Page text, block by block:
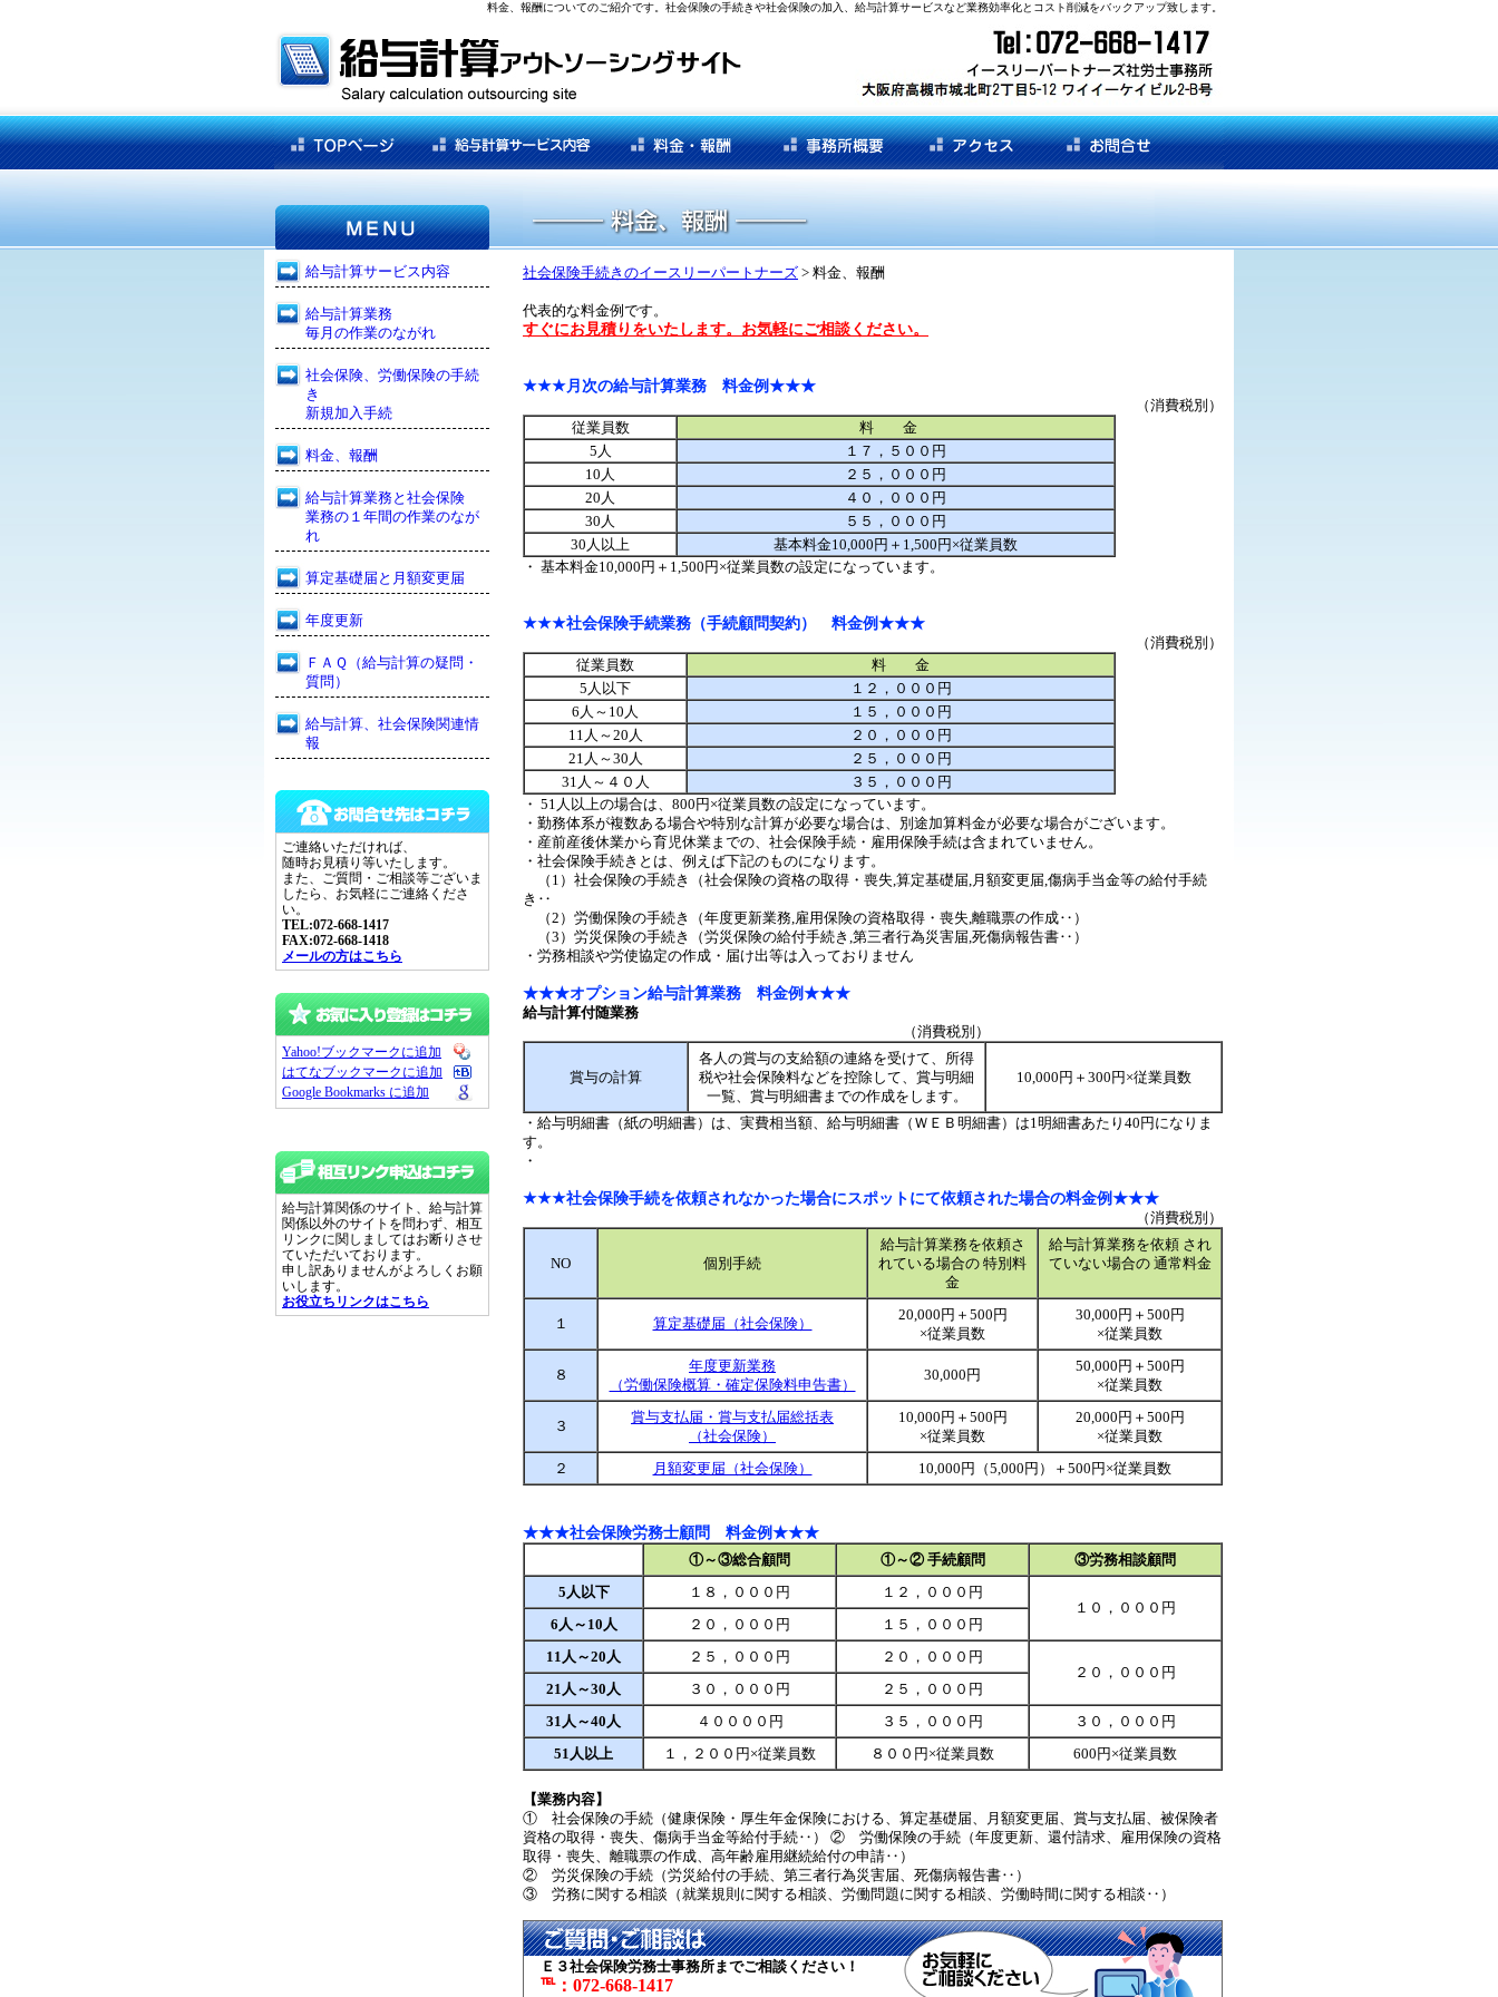
料金、報酬についてのご紹介です。社会保険の手続きや社会保険の加入、給与計算サービスなど業務効率化とコスト削減をバックアップ致します。
社会保険手続きのイースリーパートナーズ > 料金、報酬
代表的な料金例です。
すぐにお見積りをいたします。お気軽にご相談ください。
★★★月次の給与計算業務 料金例★★★
（消費税別）
従業員数
料 金
5人
１７，５００円
10人
２５，０００円
20人
４０，０００円
30人
５５，０００円
30人以上
基本料金10,000円＋1,500円×従業員数
・ 基本料金10,000円＋1,500円×従業員数の設定になっています。
★★★社会保険手続業務（手続顧問契約） 料金例★★★
（消費税別）
従業員数
料 金
5人以下
１２，０００円
6人～10人
１５，０００円
11人～20人
２０，０００円
21人～30人
２５，０００円
31人～４０人
３５，０００円
・ 51人以上の場合は、800円×従業員数の設定になっています。
・勤務体系が複数ある場合や特別な計算が必要な場合は、別途加算料金が必要な場合がございます。
・産前産後休業から育児休業までの、社会保険手続・雇用保険手続は含まれていません。
・社会保険手続きとは、例えば下記のものになります。
（1）社会保険の手続き（社会保険の資格の取得・喪失,算定基礎届,月額変更届,傷病手当金等の給付手続
き‥
（2）労働保険の手続き（年度更新業務,雇用保険の資格取得・喪失,離職票の作成‥）
（3）労災保険の手続き（労災保険の給付手続き,第三者行為災害届,死傷病報告書‥）
・労務相談や労使協定の作成・届け出等は入っておりません
★★★オプション給与計算業務 料金例★★★
給与計算付随業務
（消費税別）
賞与の計算
各人の賞与の支給額の連絡を受けて、所得
税や社会保険料などを控除して、賞与明細
一覧、賞与明細書までの作成をします。
10,000円＋300円×従業員数
・給与明細書（紙の明細書）は、実費相当額、給与明細書（ＷＥＢ明細書）は1明細書あたり40円になりま
す。
・
★★★社会保険手続を依頼されなかった場合にスポットにて依頼された場合の料金例★★★
（消費税別）
NO 個別手続
給与計算業務を依頼さ
れている場合の 特別料
金
給与計算業務を依頼 され
ていない場合の 通常料金
１ 算定基礎届（社会保険）
20,000円＋500円
×従業員数
30,000円＋500円
×従業員数
８
年度更新業務
（労働保険概算・確定保険料申告書）
30,000円
50,000円＋500円
×従業員数
３
賞与支払届・賞与支払届総括表
（社会保険）
10,000円＋500円
×従業員数
20,000円＋500円
×従業員数
２
月額変更届（社会保険） 10,000円（5,000円）＋500円×従業員数
★★★社会保険労務士顧問 料金例★★★
①～③総合顧問 ①～② 手続顧問
③労務相談顧問
5人以下
１８，０００円
１２，０００円
１０，０００円
6人～10人
２０，０００円
１５，０００円
11人～20人
２５，０００円
２０，０００円
２０，０００円
21人～30人
３０，０００円
２５，０００円
31人～40人
４００００円 ３５，０００円
３０，０００円
51人以上
１，２００円×従業員数 ８００円×従業員数 600円×従業員数
【業務内容】
① 社会保険の手続（健康保険・厚生年金保険における、算定基礎届、月額変更届、賞与支払届、被保険者
資格の取得・喪失、傷病手当金等給付手続‥） ② 労働保険の手続（年度更新、還付請求、雇用保険の資格
取得・喪失、離職票の作成、高年齢雇用継続給付の申請‥）
② 労災保険の手続（労災給付の手続、第三者行為災害届、死傷病報告書‥）
③ 労務に関する相談（就業規則に関する相談、労働問題に関する相談、労働時間に関する相談‥）
Ｅ３社会保険労務士事務所までご相談ください！
℡：072-668-1417
給与計算サービス内容
給与計算業務
毎月の作業のながれ
社会保険、労働保険の手続
き
新規加入手続
料金、報酬
給与計算業務と社会保険
業務の１年間の作業のなが
れ
算定基礎届と月額変更届
年度更新
ＦＡＱ（給与計算の疑問・
質問）
給与計算、社会保険関連情
報
ご連絡いただければ、
随時お見積り等いたします。
また、ご質問・ご相談等ございま
したら、お気軽にご連絡くださ
い。
TEL:072-668-1417
FAX:072-668-1418
メールの方はこちら
Yahoo!ブックマークに追加
はてなブックマークに追加
Google Bookmarks に追加
給与計算関係のサイト、給与計算
関係以外のサイトを問わず、相互
リンクに関しましてはお断りさせ
ていただいております。
申し訳ありませんがよろしくお願
いします。
お役立ちリンクはこちら